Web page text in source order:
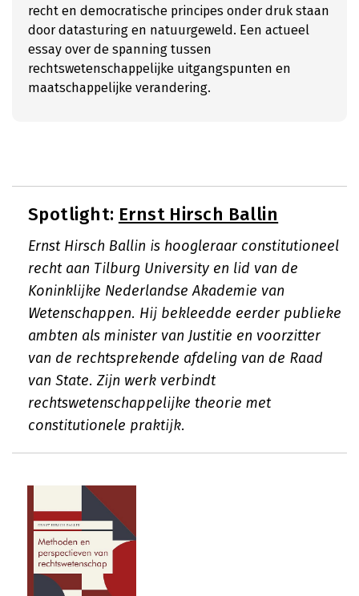
recht en democratische principes onder druk staan
door datasturing en natuurgeweld. Een actueel
essay over de spanning tussen
rechtswetenschappelijke uitgangspunten en
maatschappelijke verandering.
Spotlight: Ernst Hirsch Ballin
Ernst Hirsch Ballin is hoogleraar constitutioneel
recht aan Tilburg University en lid van de
Koninklijke Nederlandse Akademie van
Wetenschappen. Hij bekleedde eerder publieke
ambten als minister van Justitie en voorzitter
van de rechtsprekende afdeling van de Raad
van State. Zijn werk verbindt
rechtswetenschappelijke theorie met
constitutionele praktijk.